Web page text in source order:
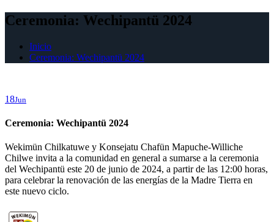
Ceremonia: Wechipantü 2024
Inicio
Ceremonia: Wechipantü 2024
18Jun
Ceremonia: Wechipantü 2024
Wekimün Chilkatuwe y Konsejatu Chafün Mapuche-Williche
Chilwe invita a la comunidad en general a sumarse a la ceremonia
del Wechipantü este 20 de junio de 2024, a partir de las 12:00 horas,
para celebrar la renovación de las energías de la Madre Tierra en
este nuevo ciclo.